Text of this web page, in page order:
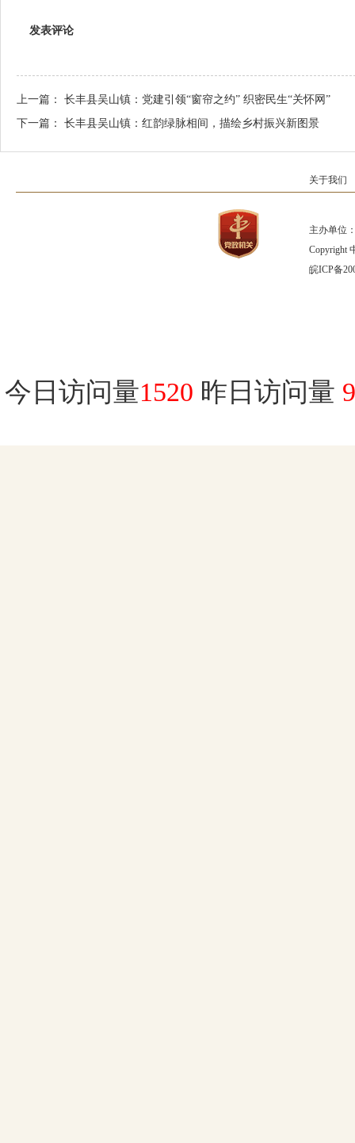
发表评论
上一篇： 长丰县吴山镇：党建引领“窗帘之约” 织密民生“关怀网”
下一篇： 长丰县吴山镇：红韵绿脉相间，描绘乡村振兴新图景
关于我们
主办单位
Copyright
皖ICP备
今日访问量1520 昨日访问量